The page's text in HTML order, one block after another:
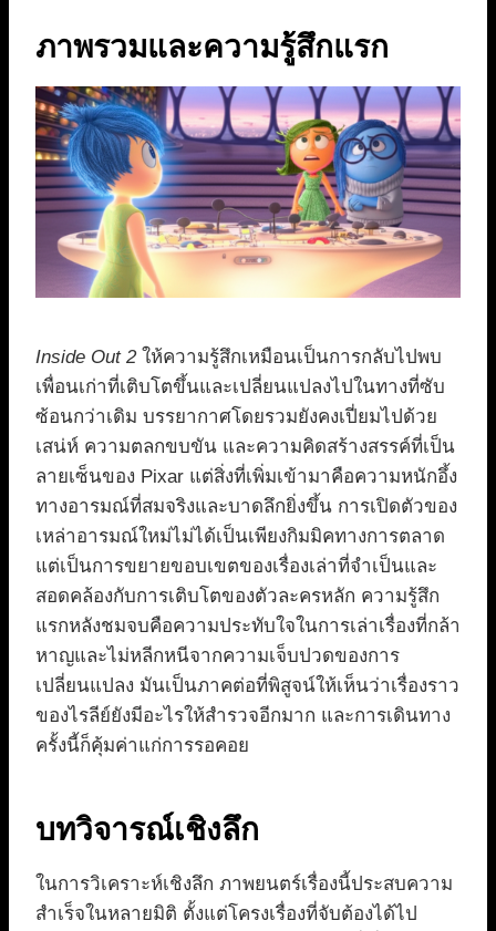
ภาพรวมและความรู้สึกแรก
Inside Out 2ให้ความรู้สึกเหมือนเป็นการกลับไปพบ
เพื่อนเก่าที่เติบโตขึ้นและเปลี่ยนแปลงไปในทางที่ซับ
ซ้อนกว่าเดิม บรรยากาศโดยรวมยังคงเปี่ยมไปด้วย
เสน่ห์ ความตลกขบขัน และความคิดสร้างสรรค์ที่เป็น
ลายเซ็นของ Pixar แต่สิ่งที่เพิ่มเข้ามาคือความหนักอึ้ง
ทางอารมณ์ที่สมจริงและบาดลึกยิ่งขึ้น การเปิดตัวของ
เหล่าอารมณ์ใหม่ไม่ได้เป็นเพียงกิมมิคทางการตลาด
แต่เป็นการขยายขอบเขตของเรื่องเล่าที่จำเป็นและ
สอดคล้องกับการเติบโตของตัวละครหลัก ความรู้สึก
แรกหลังชมจบคือความประทับใจในการเล่าเรื่องที่กล้า
หาญและไม่หลีกหนีจากความเจ็บปวดของการ
เปลี่ยนแปลง มันเป็นภาคต่อที่พิสูจน์ให้เห็นว่าเรื่องราว
ของไรลีย์ยังมีอะไรให้สำรวจอีกมาก และการเดินทาง
ครั้งนี้ก็คุ้มค่าแก่การรอคอย
บทวิจารณ์เชิงลึก
ในการวิเคราะห์เชิงลึก ภาพยนตร์เรื่องนี้ประสบความ
สำเร็จในหลายมิติ ตั้งแต่โครงเรื่องที่จับต้องได้ไป